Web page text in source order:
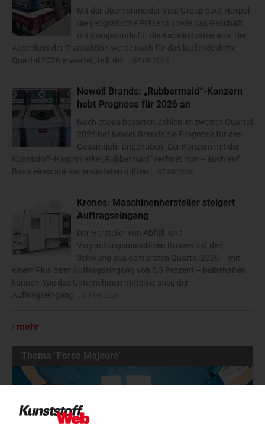
Mit der Übernahme der Vipa Group baut Hexpol
die geografische Präsenz sowie das Geschäft
mit Compounds für die Kabelindustrie aus. Der
Abschluss der Transaktion werde noch für das laufende dritte
Quartal 2026 erwartet, teilt der...
Newell Brands: „Rubbermaid“-Konzern
hebt Prognose für 2026 an
Nach etwas besseren Zahlen im zweiten Quartal
2026 hat Newell Brands die Prognose für das
Gesamtjahr angehoben. Der Konzern mit der
Kunststoff-Hauptmarke „Rubbermaid“ rechnet nun – auch auf
Basis eines stärker erwarteten dritten...
Krones: Maschinenhersteller steigert
Auftragseingang
Der Hersteller von Abfüll- und
Verpackungsmaschinen Krones hat den
Schwung aus dem ersten Quartal 2026 – mit
einem Plus beim Auftragseingang von 5,3 Prozent – beibehalten
können: Wie das Unternehmen mitteilte, stieg der
Auftragseingang...
mehr
Thema "Force Majeure"